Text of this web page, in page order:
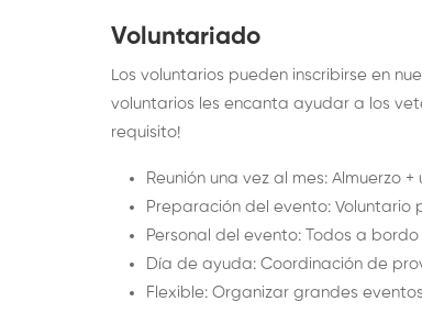
Voluntariado
Los voluntarios pueden inscribirse en
voluntarios les encanta ayudar a los
requisito!
Reunión una vez al mes: Almuerzo
Preparación del evento:
Personal del evento: Todos a
Día de ayuda: Coordinación de
Flexible: Organizar grandes